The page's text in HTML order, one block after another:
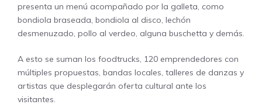
presenta un menú acompañado por la galleta, como
bondiola braseada, bondiola al disco, lechón
desmenuzado, pollo al verdeo, alguna buschetta y demás.
A esto se suman los foodtrucks, 120 emprendedores con
múltiples propuestas, bandas locales, talleres de danzas y
artistas que desplegarán oferta cultural ante los
visitantes.